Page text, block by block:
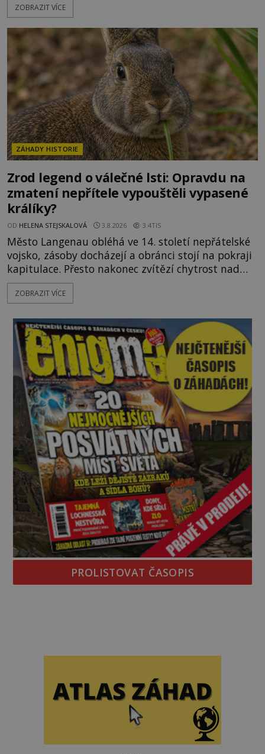
počasí s jen nepatrnými stopami koroze. Jeho
ztracených technologiích či tajemných
materiálech. Moderní metalurgie však ukazuje, že
skutečné vysvětlení je ješt
ZOBRAZIT VÍCE
ZÁHADY HISTORIE
Zrod legend o válečné lsti: Opravdu na
zmatení nepřítele vypouštěli vypasené
králíky?
OD HELENA STEJSKALOVÁ 3.8.2026 3.4TIS
Město Langenau obléhá ve 14. století nepřátelské
vojsko, zásoby docházejí a obránci stojí na pokraji
kapitulace. Přesto nakonec zvítězí chytrost nad
hrubou silou. Podle staré německé legendy vypustí
obyvatelé za hradby dobře živeného králíka, aby
dost. Čas pracuje pro obléhatele. Ve městě ubývají
zásoby a každý den znamená další porci strádá
ZOBRAZIT VÍCE
PROLISTOVAT ČASOPIS